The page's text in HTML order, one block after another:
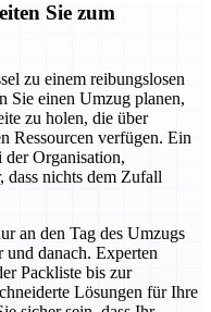
Sie zum
zu einem reibungslosen
Sie einen Umzug planen,
zu holen, die über
Ressourcen verfügen. Ein
der Organisation,
dass nichts dem Zufall
an den Tag des Umzugs
und danach. Experten
Packliste bis zur
Lösungen für Ihre